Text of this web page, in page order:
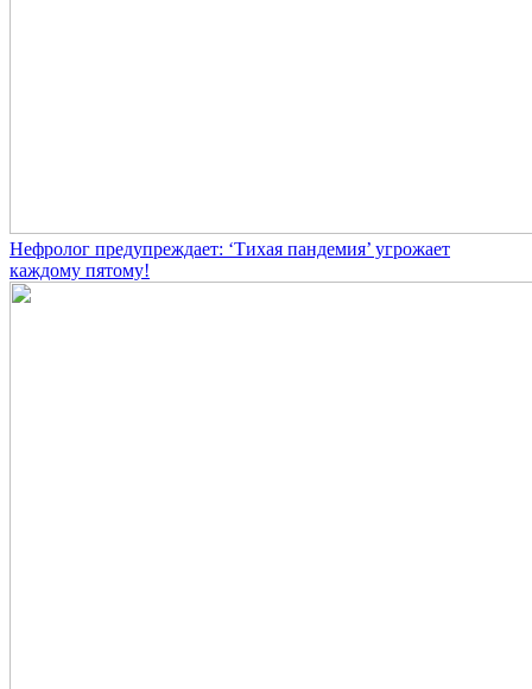
Нефролог предупреждает: ‘Тихая пандемия’ угрожает
каждому пятому!